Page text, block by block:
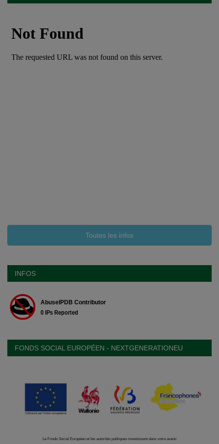
Toutes les infos
INFOS
FONDS SOCIAL EUROPÉEN - NEXTGENERATIONEU
Le Fonds Social Européen et les autorités publiques investissent dans votre avenir